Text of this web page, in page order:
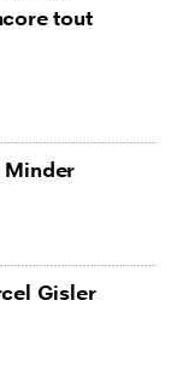
tout
Gisler